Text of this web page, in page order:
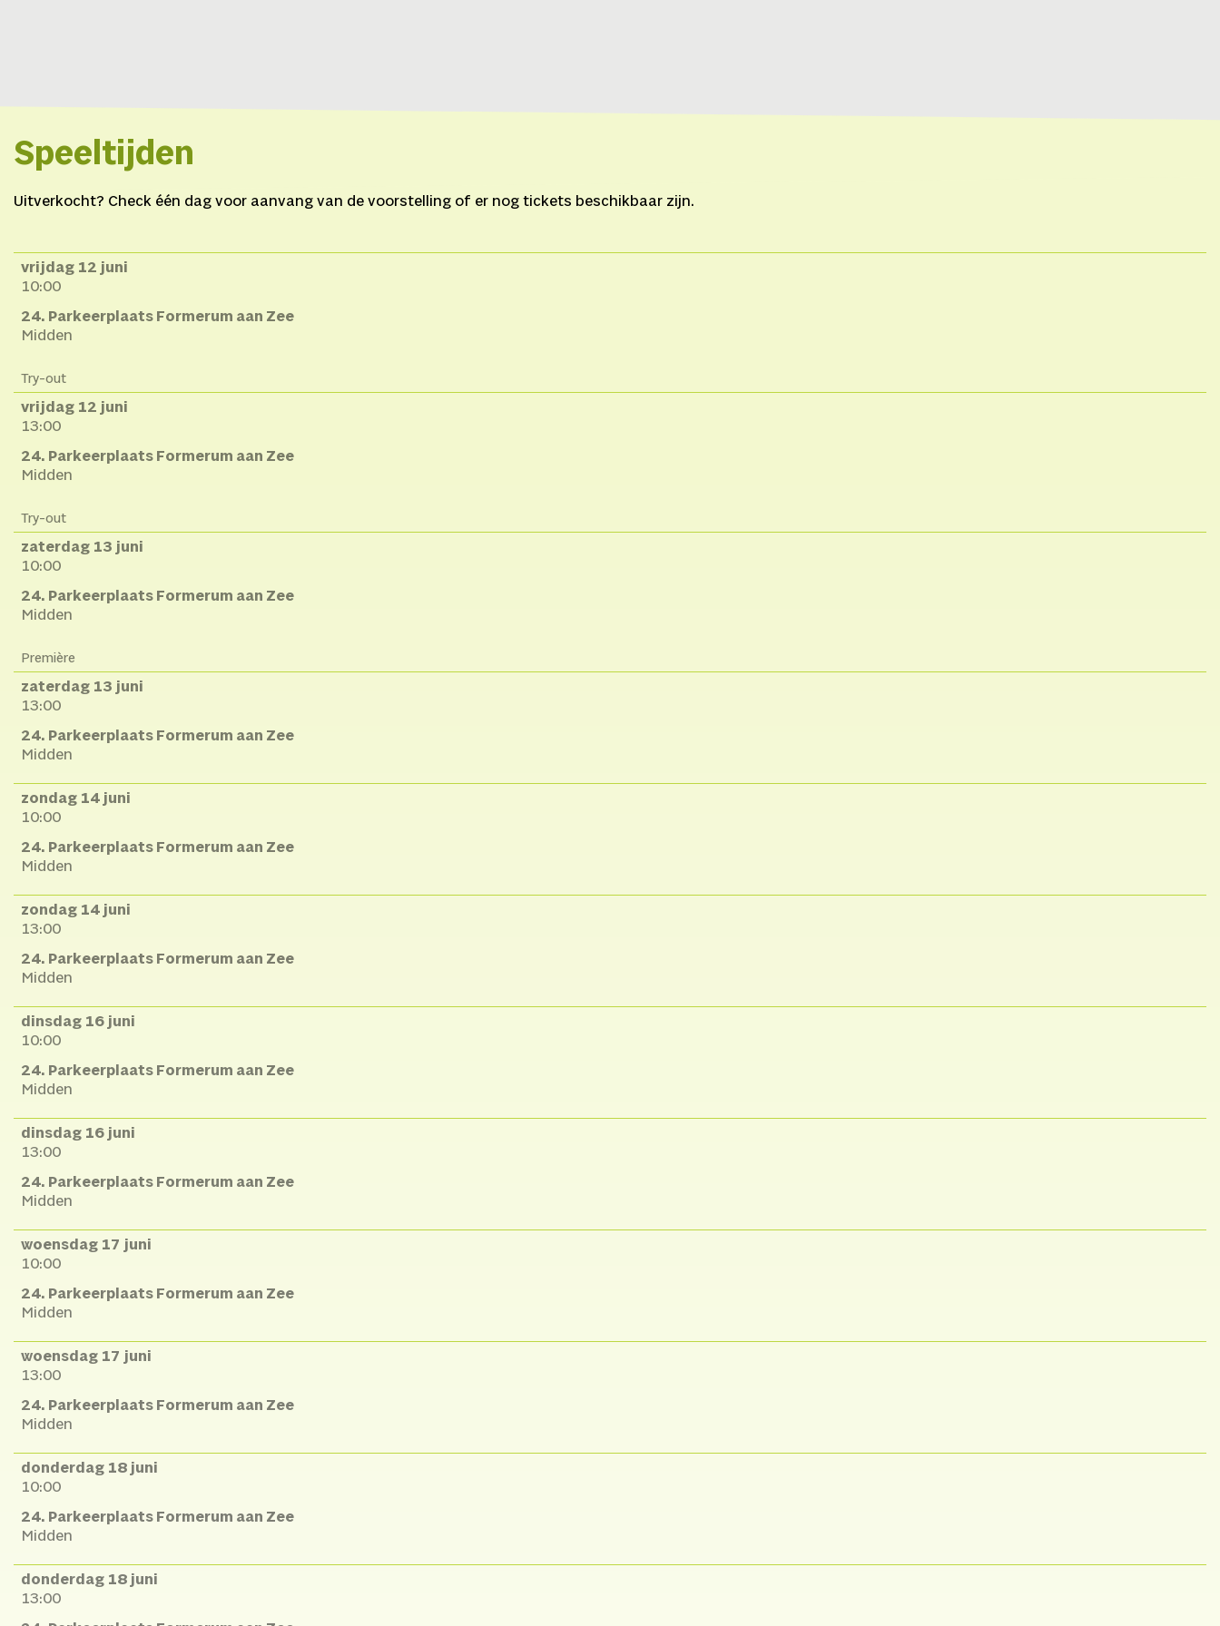
Speeltijden
Uitverkocht? Check één dag voor aanvang van de voorstelling of er nog tickets beschikbaar zijn.
vrijdag 12 juni
10:00
24. Parkeerplaats Formerum aan Zee
Midden
Try-out
vrijdag 12 juni
13:00
24. Parkeerplaats Formerum aan Zee
Midden
Try-out
zaterdag 13 juni
10:00
24. Parkeerplaats Formerum aan Zee
Midden
Première
zaterdag 13 juni
13:00
24. Parkeerplaats Formerum aan Zee
Midden
zondag 14 juni
10:00
24. Parkeerplaats Formerum aan Zee
Midden
zondag 14 juni
13:00
24. Parkeerplaats Formerum aan Zee
Midden
dinsdag 16 juni
10:00
24. Parkeerplaats Formerum aan Zee
Midden
dinsdag 16 juni
13:00
24. Parkeerplaats Formerum aan Zee
Midden
woensdag 17 juni
10:00
24. Parkeerplaats Formerum aan Zee
Midden
woensdag 17 juni
13:00
24. Parkeerplaats Formerum aan Zee
Midden
donderdag 18 juni
10:00
24. Parkeerplaats Formerum aan Zee
Midden
donderdag 18 juni
13:00